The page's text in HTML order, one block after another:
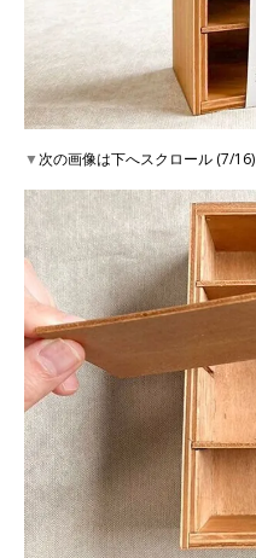
▼次の画像は下へスクロール (7/16)